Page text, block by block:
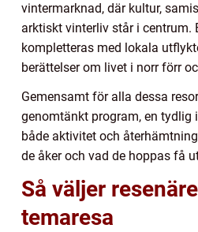
vintermarknad, där kultur,
arktiskt vinterliv står i centrum.
kompletteras med lokala
berättelser om livet i norr förr
Gemensamt för alla dessa
genomtänkt program, en
både aktivitet och
de åker och vad de hoppas få
Så väljer
temaresa